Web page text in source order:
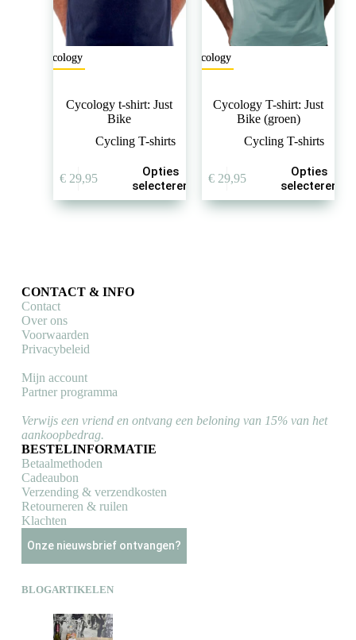
Cycology
Cycology t-shirt: Just
Bike
Cycling T-shirts
€29,95
Opties
selecteren
product
meerdere
worden
op
de
productpagina
Cycology
Cycology T-shirt: Just
Bike (groen)
Cycling T-shirts
€29,95
Opties
selecteren
product
meerdere
CONTACT & INFO
Contact
Over ons
Voorwaarden
Privacybeleid
Mijn account
Partner programma
Verwijs een vriend en ontvang een beloning van 15% van het
aankoopbedrag.
BESTELINFORMATIE
Betaalmethoden
Cadeaubon
Verzending & verzendkosten
Retourneren & ruilen
Klachten
Onze nieuwsbrief ontvangen?
BLOGARTIKELEN